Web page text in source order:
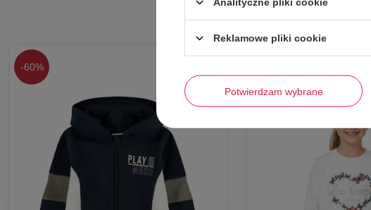
-60%
Reklamowe pliki cookie
Potwierdzam wybrane